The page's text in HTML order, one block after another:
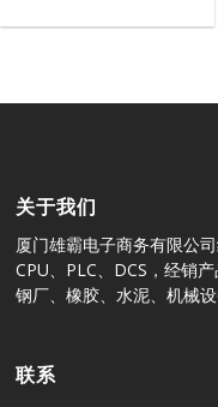
关于我们
厦门雄霸电子商务有限公
CPU、PLC、DCS，经销
钢厂、橡胶、水泥、机械设
联系